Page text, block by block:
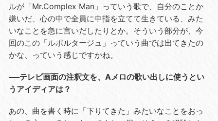
ルが「Mr.Complex Man」っていう歌で、自分のことか
嫌いだ、心の中で全員に中指を立てて生きている、みた
いなことを急に言いだしたりとか。そういう部分が、今
回のこの「ルポルタージュ」っていう曲では出てきたの
かな、っていう感じですかね。
──テレビ画面の注釈文を、Aメロの歌い出しに使うとい
うアイディアは？
あの、曲を書く時に「下りてきた」みたいなことをおっ